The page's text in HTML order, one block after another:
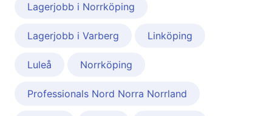
Lagerjobb i Norrköping
Lagerjobb i Varberg Linköping
Luleå Norrköping
Professionals Nord Norra Norrland